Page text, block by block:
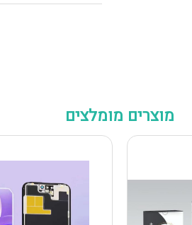
מוצרים מומלצים